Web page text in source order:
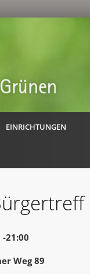
EINRICHTUNGEN
21:00
Weg 89